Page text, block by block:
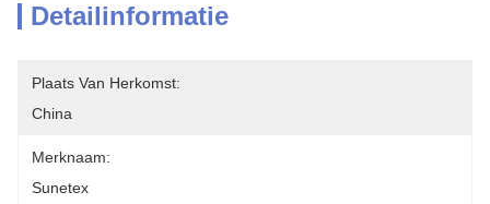
Detailinformatie
Plaats Van Herkomst:
China
Merknaam:
Sunetex